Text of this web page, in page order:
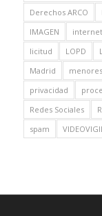
Derechos ARCO
IMAGEN
internet
licitud
LOPD
Madrid
menores
privacidad
Redes Sociales
spam